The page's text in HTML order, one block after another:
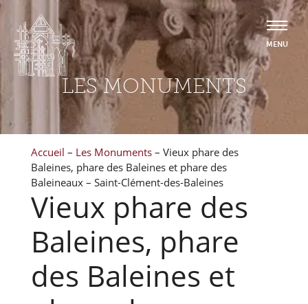
LES MONUMENTS
Accueil – Les Monuments – Vieux phare des
Baleines, phare des Baleines et phare des
Baleineaux – Saint-Clément-des-Baleines
Vieux phare des
Baleines, phare
des Baleines et